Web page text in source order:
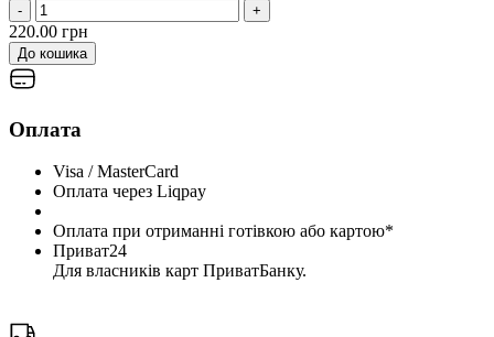
- +
220.00 грн
До кошика
Оплата
Visa / MasterCard
Оплата через Liqpay
Оплата при отриманні готівкою або картою*
Приват24
Для власників карт ПриватБанку.